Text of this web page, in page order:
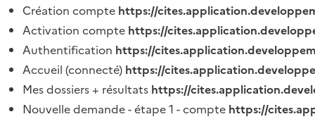
Création compte https://
Activation compte https://
Authentification https://
Accueil (connecté) https://
Mes dossiers + résultats https://
Nouvelle demande - étape 1 - compte https://